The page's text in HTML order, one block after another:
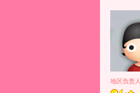
地区负责人